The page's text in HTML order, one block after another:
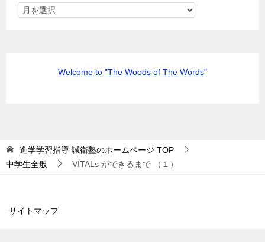
Welcome to "The Woods of The Words"
進学学習指導 誠衛塾のホームページ TOP
中学生全般
VITALs ができるまで （１）
サイトマップ